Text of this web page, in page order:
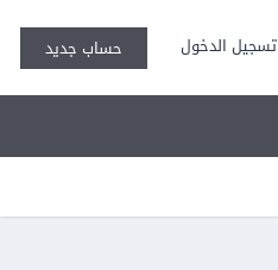
تسجيل الدخول حساب جديد